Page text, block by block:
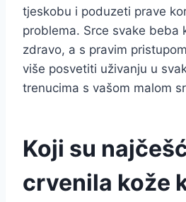
tjeskobu i poduzeti prave
problema. Srce svake beba
zdravo, a s pravim
više posvetiti uživanju u
trenucima s vašom malom
Koji su
crvenila kože